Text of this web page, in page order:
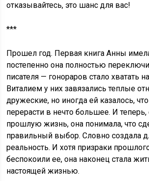
отказывайтесь, это шанс для вас!
***
Прошел год. Первая книга Анны
постепенно она полностью
писателя — гонораров стало хватать
Виталием у них завязались теплые
дружеские, но иногда ей казалось,
перерасти в нечто большее. И
прошлую жизнь, она понимала, что
правильный выбор. Словно создала
реальность. И хотя призраки
беспокоили ее, она наконец стала
настоящей жизнью.